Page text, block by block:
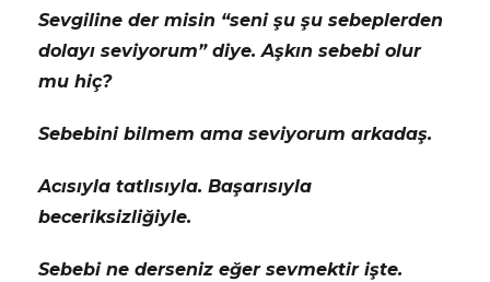
Sevgiline der misin “seni şu şu sebeplerden
dolayı seviyorum” diye. Aşkın sebebi olur
mu hiç?
Sebebini bilmem ama seviyorum arkadaş.
Acısıyla tatlısıyla. Başarısıyla
beceriksizliğiyle.
Sebebi ne derseniz eğer sevmektir işte.